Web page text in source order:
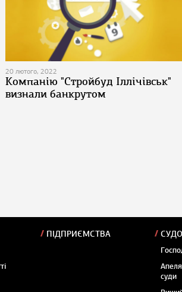
20 лютого, 2022
Компанію "Стройбуд Іллічівськ"
визнали банкрутом
ПІДПРИЄМСТВА
суди